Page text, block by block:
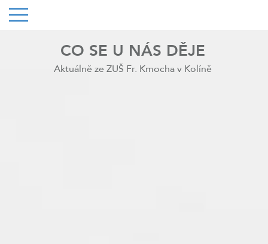
CO SE U NÁS DĚJE
Aktuálně ze ZUŠ Fr. Kmocha v Kolíně